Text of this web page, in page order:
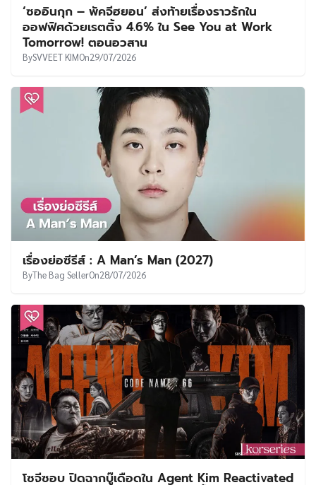
‘ซออินกุก – พัคจีฮยอน’ ส่งท้ายเรื่องราวรักใน
ออฟฟิศด้วยเรตติ้ง 4.6% ใน See You at Work
Tomorrow! ตอนอวสาน
BySVVEET KIMOn29/07/2026
เรื่องย่อซีรีส์ : A Man’s Man (2027)
ByThe Bag SellerOn28/07/2026
โซจีซอบ ปิดฉากบู๊เดือดใน Agent Kim Reactivated